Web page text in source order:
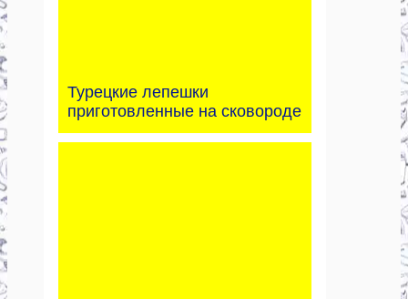
Турецкие лепешки
приготовленные на сковороде